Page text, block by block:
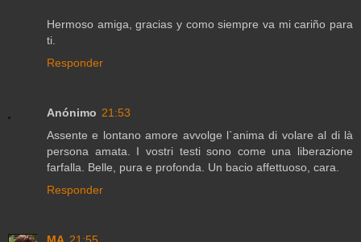
Hermoso amiga, gracias y como siempre va mi cariño para
ti.
Responder
Anónimo 21:53
Assente e lontano amore avvolge l`anima di volare al di là
persona amata. I vostri testi sono come una liberazione
farfalla. Belle, pura e profonda. Un bacio affettuoso, cara.
Responder
MA 21:55